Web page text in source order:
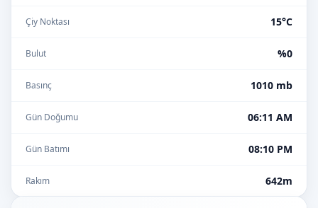
Çiy Noktası 15°C
Bulut %0
Basınç 1010 mb
Gün Doğumu 06:11 AM
Gün Batımı 08:10 PM
Rakım 642m